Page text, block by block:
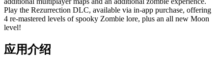
Play the Rezurrection DLC, available via in-app purchase, offering
4 re-mastered levels of spooky Zombie lore, plus an all new Moon
level!
应用介绍